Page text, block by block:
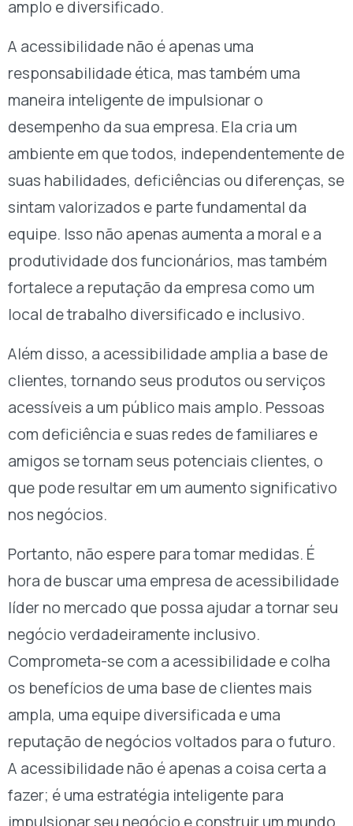
amplo e diversificado.
A acessibilidade não é apenas uma
responsabilidade ética, mas também uma
maneira inteligente de impulsionar o
desempenho da sua empresa. Ela cria um
ambiente em que todos, independentemente de
suas habilidades, deficiências ou diferenças, se
sintam valorizados e parte fundamental da
equipe. Isso não apenas aumenta a moral e a
produtividade dos funcionários, mas também
fortalece a reputação da empresa como um
local de trabalho diversificado e inclusivo.
Além disso, a acessibilidade amplia a base de
clientes, tornando seus produtos ou serviços
acessíveis a um público mais amplo. Pessoas
com deficiência e suas redes de familiares e
amigos se tornam seus potenciais clientes, o
que pode resultar em um aumento significativo
nos negócios.
Portanto, não espere para tomar medidas. É
hora de buscar uma empresa de acessibilidade
líder no mercado que possa ajudar a tornar seu
negócio verdadeiramente inclusivo.
Comprometa-se com a acessibilidade e colha
os benefícios de uma base de clientes mais
ampla, uma equipe diversificada e uma
reputação de negócios voltados para o futuro.
A acessibilidade não é apenas a coisa certa a
fazer; é uma estratégia inteligente para